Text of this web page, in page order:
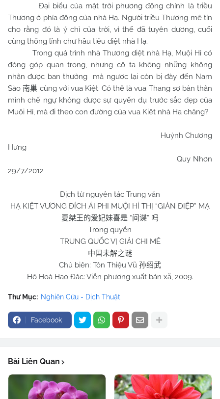
Đại biểu của mặt trời phương đông chính là triều
Thương ở phía đông của nhà Hạ. Người triều Thương mê tín
cho rằng đó là ý chỉ của trời, vì thế đã tuyên dương, cuối
cùng thống lĩnh chư hầu tiêu diệt nhà Hạ.
Trong quá trình nhà Thương diệt nhà Hạ, Muội Hỉ có
đóng góp quan trọng, nhưng cô ta không những không
nhận được ban thưởng mà ngược lại còn bị đày đến Nam
Sào 南巢 cùng với vua Kiệt. Có thể là vua Thang sợ bản thân
mình chế ngự không được sự quyến dụ trước sắc đẹp của
Muội Hỉ, mà đi theo con đường của vua Kiệt nhà Hạ chăng?
Huỳnh Chương
Hưng
Quy Nhơn
29/7/2012
Dịch từ nguyên tác Trung văn
HẠ KIỆT VƯƠNG ĐÍCH ÁI PHI MUỘI HỈ THỊ “GIÁN ĐIỆP” MẠ
夏桀王的爱妃妹喜是 “间谍” 吗
Trong quyển
TRUNG QUỐC VỊ GIẢI CHI MÊ
中国未解之谜
Chủ biên: Tôn Thiệu Vũ 孙绍武
Hô Hoà Hạo Đặc: Viễn phương xuất bản xã, 2009.
Thư Mục: Nghiên Cứu - Dịch Thuật
Facebook
Bài Liên Quan